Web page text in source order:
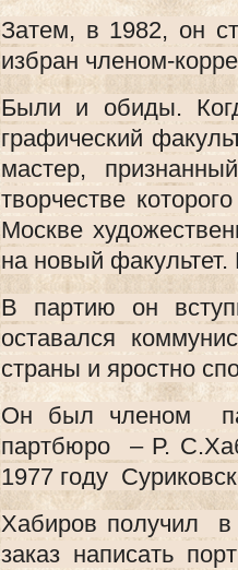
Затем, в 1982, он
избран членом-
Были и обиды.
графический
мастер,
творчестве
Москве
на новый
В партию он
оставался
страны и яростно
Он был членом
партбюро – Р.
1977 году
Хабиров получил в
заказ написать